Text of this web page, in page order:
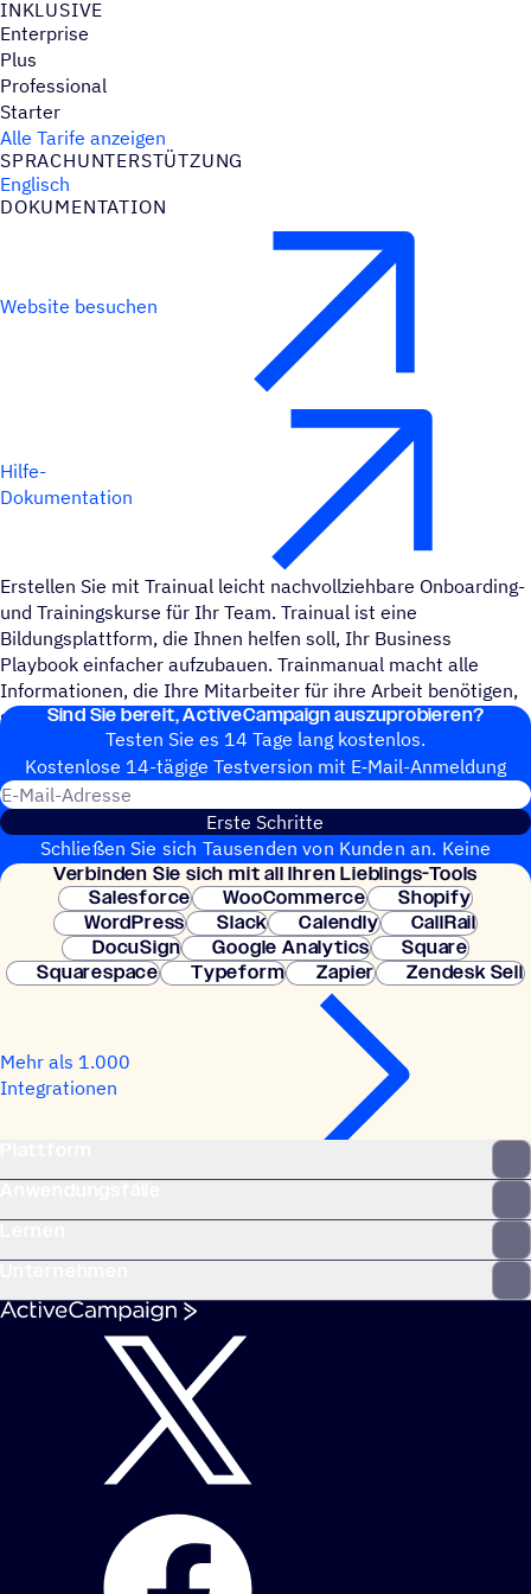
INKLU­SIVE
Enterprise
Plus
Professional
Starter
Alle Tarife anzeigen
SPRACH­UN­TER­STÜT­ZUNG
Englisch
DOKU­MEN­TA­TION
Website besuchen
Hilfe-
Dokumentation
Erstellen Sie mit Trainual leicht nachvollziehbare Onboarding-
und Trainingskurse für Ihr Team. Trainual ist eine
Bildungsplattform, die Ihnen helfen soll, Ihr Business
Playbook einfacher aufzubauen. Trainmanual macht alle
Informationen, die Ihre Mitarbeiter für ihre Arbeit benötigen,
sofort zugänglich, durchsuchbar und nachvollziehbar.
Sind Sie bereit, ActiveCampaign auszuprobieren?
Testen Sie es 14 Tage lang kostenlos.
Kosten­lose 14-tägige Test­ver­sion mit E‑Mail-Anmel­dung
Erste Schritte
Schließen Sie sich Tausenden von Kunden an. Keine
Kreditkarte erforderlich. Sofortige Einrichtung.
Verbin­den Sie sich mit all Ihren Lieblings-Tools
Salesforce
WooCommerce
Shopify
WordPress
Slack Calendly
CallRail
DocuSign
Google Analytics
Square
Squarespace
Typeform Zapier Zendesk Sell
Mehr als 1.000
Integrationen